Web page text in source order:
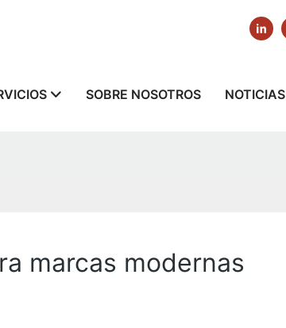
SOBRE NOSOTROS NOTICIAS
marcas modernas